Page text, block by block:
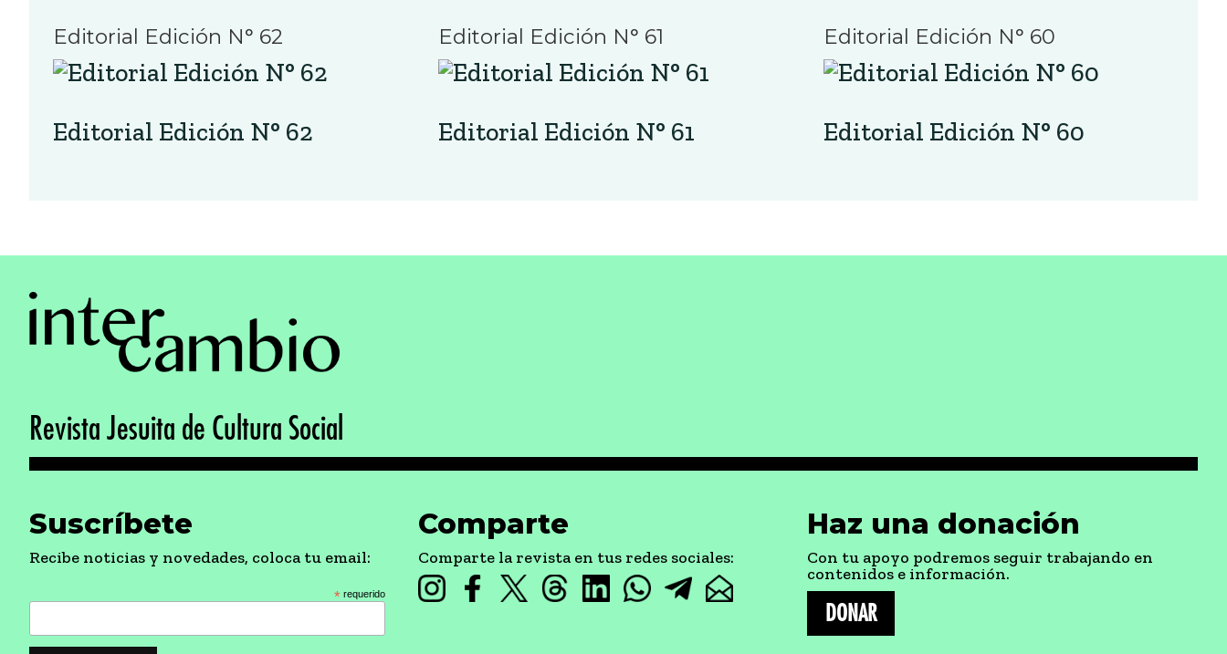
Editorial Edición N° 62
Editorial Edición N° 62
Editorial Edición N° 61
Editorial Edición N° 61
Editorial Edición N° 60
Editorial Edición N° 60
Revista Jesuita de Cultura Social
Suscríbete
Recibe noticias y novedades, coloca tu email:
* requerido
Comparte
Comparte la revista en tus redes sociales:
Haz una donación
Con tu apoyo podremos seguir trabajando en
contenidos e información.
DONAR